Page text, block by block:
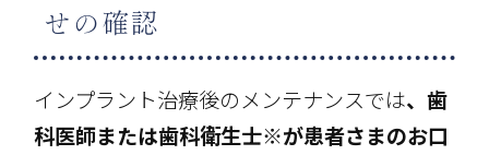
せの確認
インプラント治療後のメンテナンスでは、歯
科医師または歯科衛生士※が患者さまのお口